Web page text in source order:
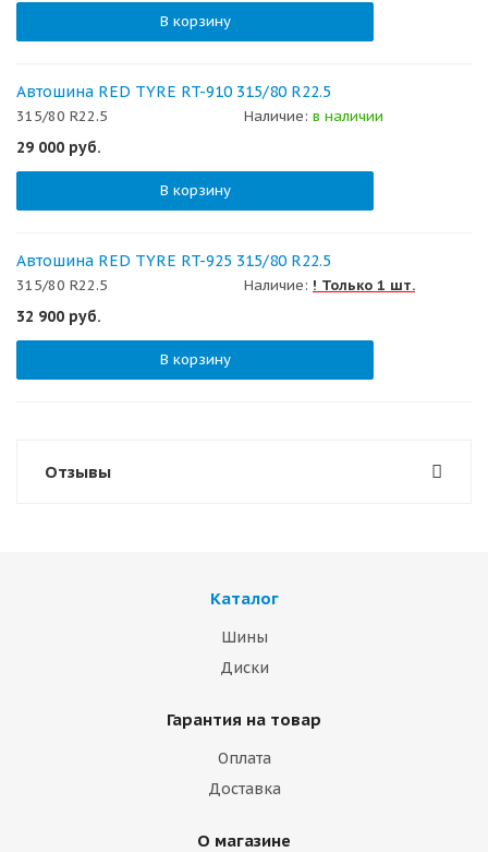
В корзину
Автошина RED TYRE RT-910 315/80 R22.5
315/80 R22.5 Наличие: в наличии
29 000 руб.
В корзину
Автошина RED TYRE RT-925 315/80 R22.5
315/80 R22.5 Наличие: ! Только 1 шт.
32 900 руб.
В корзину
Отзывы
Каталог
Шины
Диски
Гарантия на товар
Оплата
Доставка
О магазине